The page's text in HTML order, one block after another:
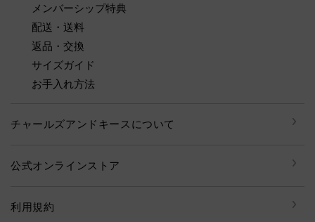
メンバーシップ特典
配送・送料
返品・交換
サイズガイド
お手入れ方法
チャールズアンドキースについて
公式オンラインストア
利用規約